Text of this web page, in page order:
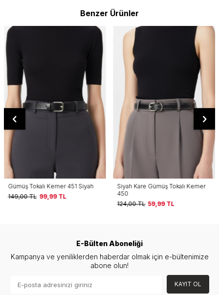
Benzer Ürünler
Gümüş Tokalı Kemer 451 Siyah
149,00TL 99,99TL
Siyah Kare Gümüş Tokalı Kemer
450
124,00TL 59,99TL
E-Bülten Aboneliği
Kampanya ve yeniliklerden haberdar olmak için e-bültenimize
abone olun!
KAYIT OL